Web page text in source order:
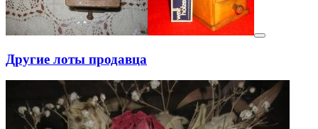
Другие лоты продавца